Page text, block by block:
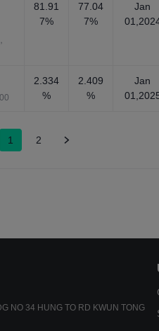
81.91
7%
77.04
7%
Jan
2.334
%
2.409
%
Jan
1 2
NO 34 HUNG TO RD KWUN TONG